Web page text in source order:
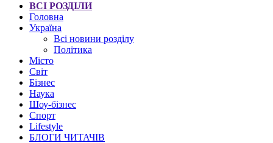
ВСІ РОЗДІЛИ
Головна
Україна
Всі новини розділу
Політика
Місто
Світ
Бізнес
Наука
Шоу-бізнес
Спорт
Lifestyle
БЛОГИ ЧИТАЧІВ